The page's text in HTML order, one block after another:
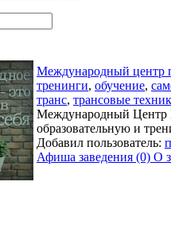
Международный центр
тренинги, обучение,
транс, трансовые
Международный Центр
образовательную и
Добавил пользователь:
Афиша заведения (0) О